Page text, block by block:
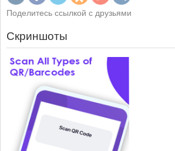
Поделитесь ссылкой с друзьями
Скриншоты